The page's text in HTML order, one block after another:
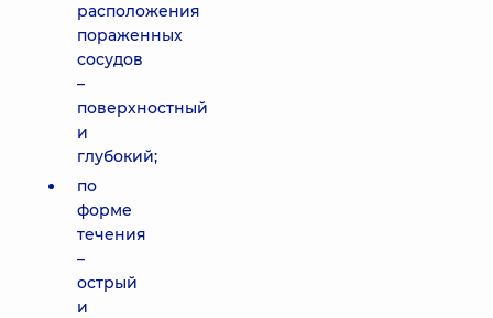
расположения
пораженных
сосудов
–
поверхностный
и
глубокий;
по
форме
течения
–
острый
и